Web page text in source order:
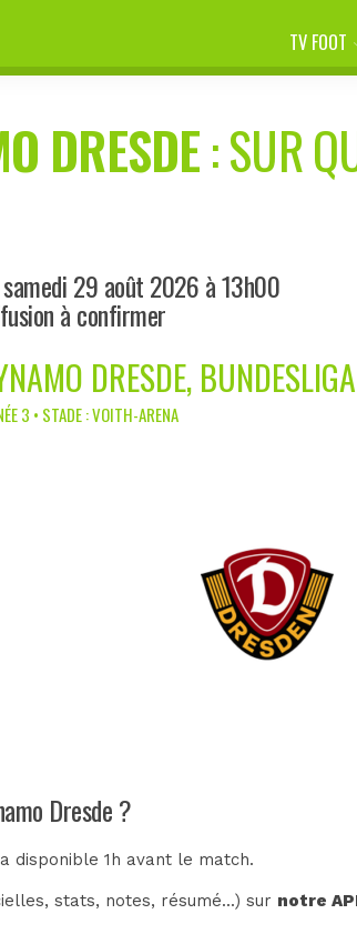
TV FOOT
DRESDE: SUR
29 août 2026 à 13h00
à confirmer
DRESDE,
3 • STADE : VOITH-ARENA
Dresde ?
disponible 1h avant le match.
stats, notes, résumé...) sur notre